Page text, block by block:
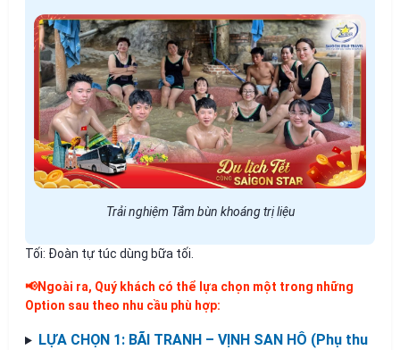
Trải nghiệm Tắm bùn khoáng trị liệu
Tối: Đoàn tự túc dùng bữa tối.
📢Ngoài ra, Quý khách có thể lựa chọn một trong những
Option sau theo nhu cầu phù hợp:
LỰA CHỌN 1: BÃI TRANH – VỊNH SAN HÔ (Phụ thu